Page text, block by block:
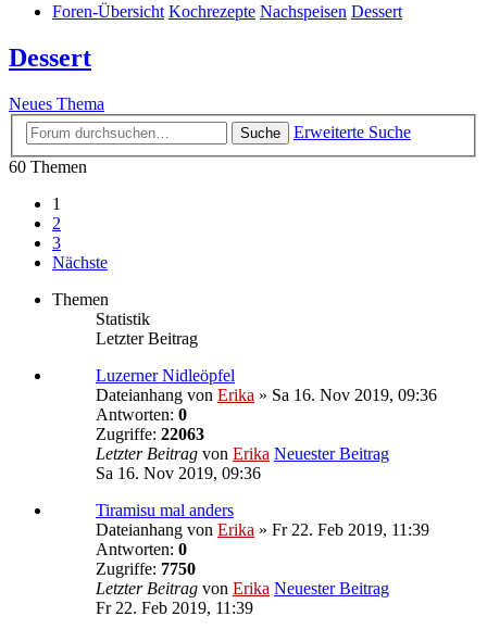
Foren-Übersicht Kochrezepte Nachspeisen Dessert
Dessert
Neues Thema
Suche
Erweiterte Suche
60 Themen
1
2
3
Nächste
Themen
Statistik
Letzter Beitrag
Luzerner Nidleöpfel
Dateianhang von Erika » Sa 16. Nov 2019, 09:36
Antworten: 0
Zugriffe: 22063
Letzter Beitrag von Erika Neuester Beitrag
Sa 16. Nov 2019, 09:36
Tiramisu mal anders
Dateianhang von Erika » Fr 22. Feb 2019, 11:39
Antworten: 0
Zugriffe: 7750
Letzter Beitrag von Erika Neuester Beitrag
Fr 22. Feb 2019, 11:39